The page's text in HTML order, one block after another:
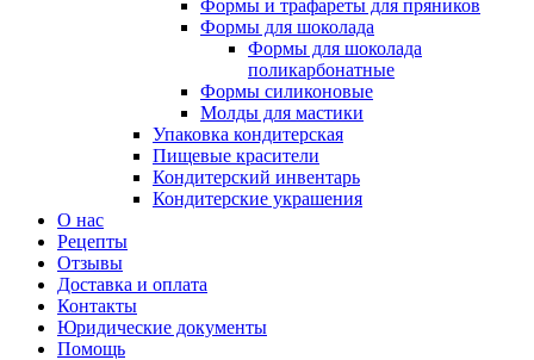
Формы и трафареты для пряников
Формы для шоколада
Формы для шоколада
поликарбонатные
Формы силиконовые
Молды для мастики
Упаковка кондитерская
Пищевые красители
Кондитерский инвентарь
Кондитерские украшения
О нас
Рецепты
Отзывы
Доставка и оплата
Контакты
Юридические документы
Помощь